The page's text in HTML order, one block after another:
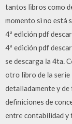
tantos libros como
momento si no está
4ª edición pdf
4ª edición pdf
se descarga la 4ta.
otro libro de la serie
detalladamente y
definiciones de
entre contabilidad y